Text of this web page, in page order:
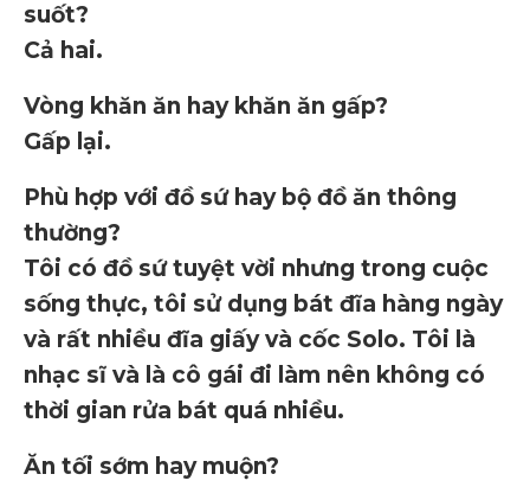
suốt?
Cả hai.
Vòng khăn ăn hay khăn ăn gấp?
Gấp lại.
Phù hợp với đồ sứ hay bộ đồ ăn thông
thường?
Tôi có đồ sứ tuyệt vời nhưng trong cuộc
sống thực, tôi sử dụng bát đĩa hàng ngày
và rất nhiều đĩa giấy và cốc Solo. Tôi là
nhạc sĩ và là cô gái đi làm nên không có
thời gian rửa bát quá nhiều.
Ăn tối sớm hay muộn?